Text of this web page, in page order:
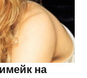
на